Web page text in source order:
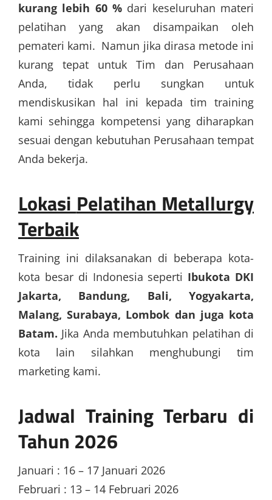
kurang lebih 60 % dari keseluruhan materi
pelatihan yang akan disampaikan oleh
pemateri kami. Namun jika dirasa metode ini
kurang tepat untuk Tim dan Perusahaan
Anda, tidak perlu sungkan untuk
mendiskusikan hal ini kepada tim training
kami sehingga kompetensi yang diharapkan
sesuai dengan kebutuhan Perusahaan tempat
Anda bekerja.
Lokasi Pelatihan Metallurgy
Terbaik
Training ini dilaksanakan di beberapa kota-
kota besar di Indonesia seperti Ibukota DKI
Jakarta, Bandung, Bali, Yogyakarta,
Malang, Surabaya, Lombok dan juga kota
Batam. Jika Anda membutuhkan pelatihan di
kota lain silahkan menghubungi tim
marketing kami.
Jadwal Training Terbaru di
Tahun 2026
Januari : 16 – 17 Januari 2026
Februari : 13 – 14 Februari 2026